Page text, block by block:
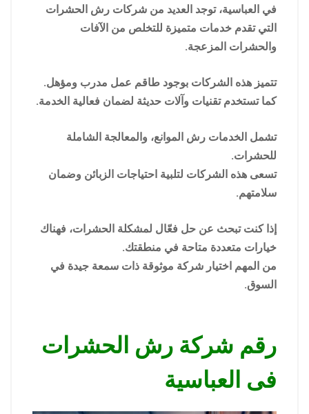
في العباسية، توجد العديد من شركات رش الحشرات
التي تقدم خدمات متميزة للتخلص من الآفات
والحشرات المزعجة.
تتميز هذه الشركات بوجود طاقم عمل مدرب ومؤهل.
كما تستخدم تقنيات وآلات حديثة لضمان فعالية الخدمة.
تشمل الخدمات رش الموانع، والمعالجة الشاملة
للحشرات.
تسعى هذه الشركات لتلبية احتياجات الزبائن وضمان
سلامتهم.
إذا كنت تبحث عن حل فعّال لمشكلة الحشرات، فهناك
خيارات متعددة متاحة في منطقتك.
من المهم اختيار شركة موثوقة ذات سمعة جيدة في
السوق.
رقم شركة رش الحشرات
فى العباسية